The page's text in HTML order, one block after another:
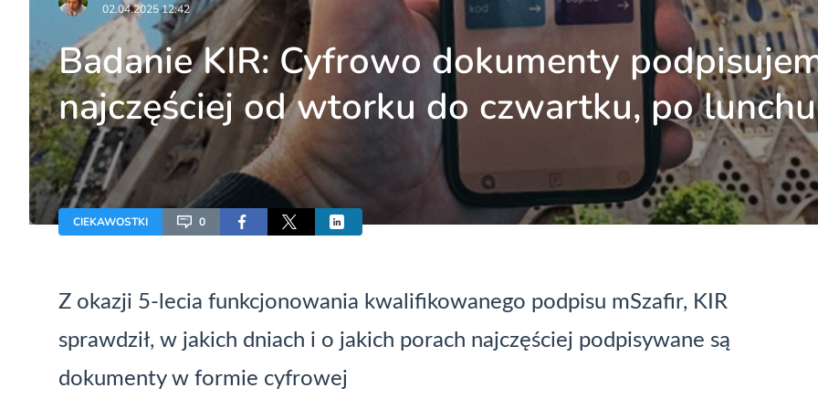
02.04.2025 12:42
Badanie KIR: Cyfrowo dokumenty
najczęściej od wtorku do czwartku, po lunchu
CIEKAWOSTKI 0
Z okazji 5-lecia funkcjonowania kwalifikowanego podpisu mSzafir, KIR
sprawdził, w jakich dniach i o jakich porach najczęściej podpisywane są
dokumenty w formie cyfrowej